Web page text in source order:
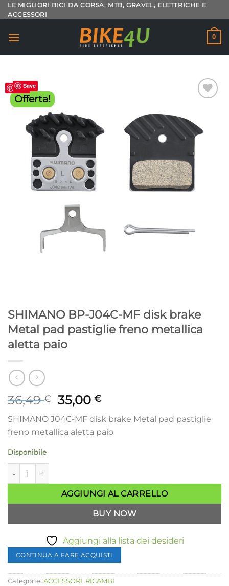
Salta
ai
LE MIGLIORI BICI DA CORSA, MTB, GRAVEL, ELETTRICHE E
ACCESSORI
0
Save
Offerta!
alla lista
dei
desideri
SHIMANO BP-J04C-MF disk brake
Metal pad pastiglie freno metallica
aletta paio
36,49€ Il
originale
era:
35,00€Il
attuale
è:
SHIMANO J04C-MF disk brake Metal pad pastiglie
freno metallica aletta paio
Disponibile
SHIMANO BP-J04C-MF disk brake Metal pad pastiglie freno
AGGIUNGI AL CARRELLO
BUY NOW
Aggiungi alla lista dei desideri
CONTINUA A FARE ACQUISTI
Categorie: ACCESSORI, RICAMBI
Save